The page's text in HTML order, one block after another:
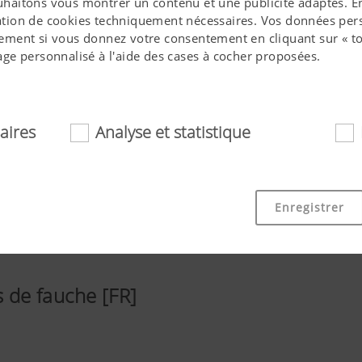
de cookies techniquement nécessaires. Vos données
si vous donnez votre consentement en cliquant sur «
personnalisé à l'aide des cases à cocher proposées.
cookies aident à rendre ce site internet plus accessible et
fonctionnalités de base, comme la navigation sur le site
Objectif des cookies
Analyse et statistique
Enregistrer
de fauche [FR]